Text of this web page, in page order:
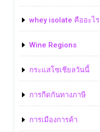
whey isolate คืออะไร
Wine Regions
กระแสโซเชียลวันนี้
การกีดกันทางภาษี
การเมืองการค้า